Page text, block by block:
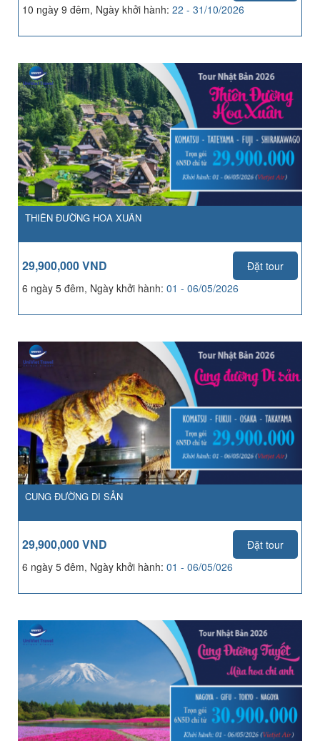
10 ngày 9 đêm, Ngày khởi hành: 22 - 31/10/2026
THIÊN ĐƯỜNG HOA XUÂN
29,900,000 VND
Đặt tour
6 ngày 5 đêm, Ngày khởi hành: 01 - 06/05/2026
CUNG ĐƯỜNG DI SẢN
29,900,000 VND
Đặt tour
6 ngày 5 đêm, Ngày khởi hành: 01 - 06/05/026